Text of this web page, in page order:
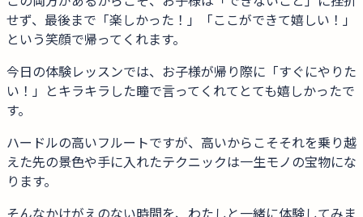
せず、最後まで「楽しかった！」「ここができて嬉しい！」
という笑顔で帰ってくれます。
今日の体験レッスンでは、お子様が帰り際に「すぐにやりた
い！」とキラキラした瞳で言ってくれてとても嬉しかったで
す。
ハードルの高いフルートですが、高いからこそそれを乗り越
えた先の景色や手に入れたテクニックは一生モノの宝物にな
ります。
そんなかけがえのない時間を、わたしと一緒に体験してみま